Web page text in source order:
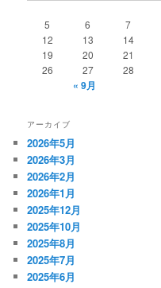
5
6 7
12
13 14
19
20 21
26
27 28
« 9月
アーカイブ
2026年5月
2026年3月
2026年2月
2026年1月
2025年12月
2025年10月
2025年8月
2025年7月
2025年6月